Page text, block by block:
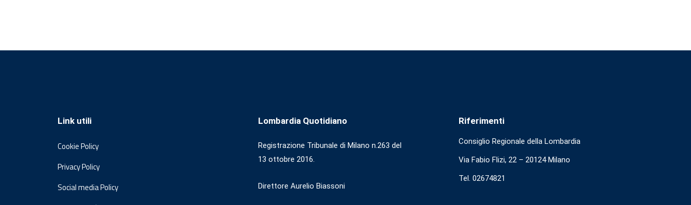
Link utili
Cookie Policy
Privacy Policy
Social media Policy
Lombardia Quotidiano
Registrazione Tribunale di Milano n.263 del
13 ottobre 2016.
Direttore Aurelio Biassoni
Riferimenti
Consiglio Regionale della Lombardia
Via Fabio Flizi, 22 – 20124 Milano
Tel. 02674821